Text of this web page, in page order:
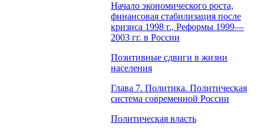
Начало экономического роста,
финансовая стабилизация после
кризиса 1998 г., Реформы 1999—
2003 гг. в России
Позитивные сдвиги в жизни
населения
Глава 7. Политика. Политическая
система современной России
Политическая власть